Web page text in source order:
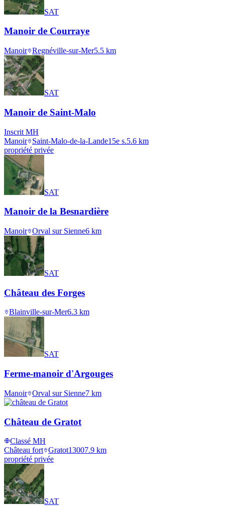
SAT
Manoir de Courraye
Manoir Regnéville-sur-Mer5.5 km
SAT
Manoir de Saint-Malo
Inscrit MH
Manoir
Saint-Malo-de-la-Lande15e s.5.6 km
propriété privée
SAT
Manoir de la Besnardière
Manoir Orval sur Sienne6 km
SAT
Château des Forges
Blainville-sur-Mer6.3 km
SAT
Ferme-manoir d'Argouges
Manoir Orval sur Sienne7 km
Château de Gratot
Classé MH
Château fort Gratot13007.9 km
propriété privée
SAT